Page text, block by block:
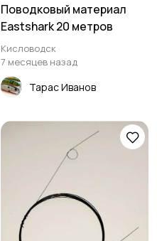
Поводковый материал
Eastshark 20 метров
Кисловодск
7 месяцев назад
Тарас Иванов